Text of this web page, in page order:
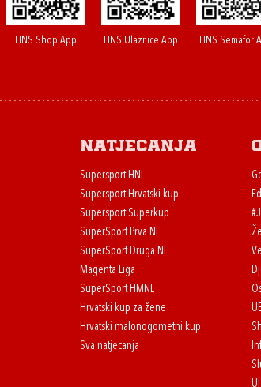
HNS Shop App HNS Ulaznice App HNS Semafor
Natjecanja
Supersport HNL
Supersport Hrvatski kup
Supersport Superkup
SuperSport Prva NL
SuperSport Druga NL
Magenta Liga
SuperSport HMNL
Hrvatski kup za žene
Hrvatski malonogometni kup
Sva natjecanja